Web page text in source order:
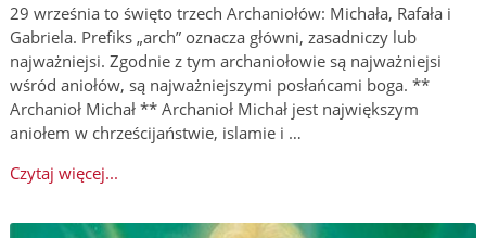
29 września to święto trzech Archaniołów: Michała, Rafała i
Gabriela. Prefiks „arch” oznacza główni, zasadniczy lub
najważniejsi. Zgodnie z tym archaniołowie są najważniejsi
wśród aniołów, są najważniejszymi posłańcami boga. **
Archanioł Michał ** Archanioł Michał jest największym
aniołem w chrześcijaństwie, islamie i …
Czytaj więcej...